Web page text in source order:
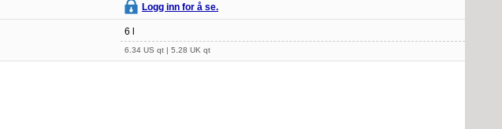
Logg inn for å se.
6 l
6.34 US qt | 5.28 UK qt